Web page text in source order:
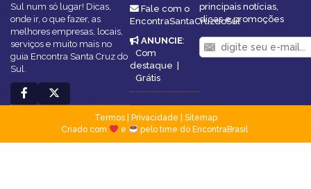
Sul num só lugar! Dicas,
onde ir, o que fazer, as
melhores empresas, locais,
serviços e muito mais no
guia Encontra Santa Cruz do
Sul.
Fale com o
EncontraSantaCruzdoSul
ANUNCIE:
Com
destaque |
Grátis
principais notícias,
dicas e promoções
Termos| Privacidade
Sitemap
Criado com
e pelo time do EncontraBrasil